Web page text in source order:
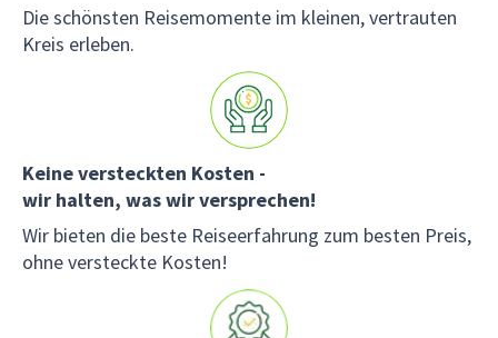
Die schönsten Reisemomente im kleinen, vertrauten
Kreis erleben.
Keine versteckten Kosten -
wir halten, was wir versprechen!
Wir bieten die beste Reiseerfahrung zum besten Preis,
ohne versteckte Kosten!